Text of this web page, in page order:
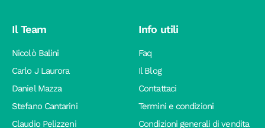
Il Team
Nicolò Balini
Carlo J Laurora
Daniel Mazza
Stefano Cantarini
Claudio Pelizzeni
Info utili
Faq
Il Blog
Contattaci
Termini e condizioni
Condizioni generali di vendita